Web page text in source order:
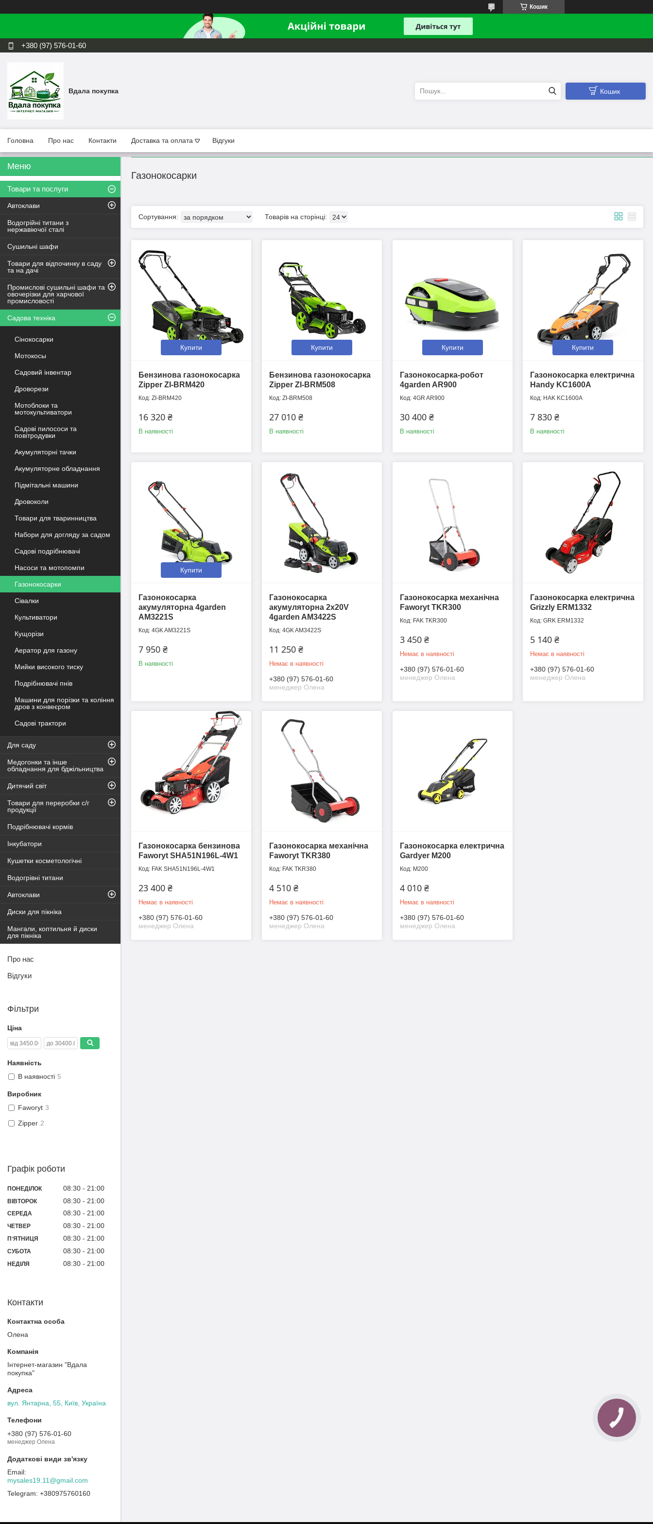
Кошик
+380 (97) 576-01-60
Вдала покупка Кошик
Головна Про нас Контакти Доставка та оплата Відгуки
Газонокосарки
Купити
Бензинова газонокосарка
Zipper ZI-BRM420
ZI-BRM420
16 320 ₴
В наявності
Купити
Бензинова газонокосарка
Zipper ZI-BRM508
ZI-BRM508
27 010 ₴
В наявності
Купити
Газонокосарка-робот
4garden AR900
4GR AR900
30 400 ₴
В наявності
Купити
Газонокосарка електрична
Handy KC1600A
HAK KC1600A
7 830 ₴
В наявності
Купити
Газонокосарка
акумуляторна 4garden
AM3221S
4GK AM3221S
7 950 ₴
В наявності
Газонокосарка
акумуляторна 2x20V
4garden AM3422S
4GK AM3422S
11 250 ₴
Немає в наявності
+380 (97) 576-01-60
менеджер Олена
Газонокосарка механічна
Faworyt TKR300
FAK TKR300
3 450 ₴
Немає в наявності
+380 (97) 576-01-60
менеджер Олена
Газонокосарка електрична
Grizzly ERM1332
GRK ERM1332
5 140 ₴
Немає в наявності
+380 (97) 576-01-60
менеджер Олена
Газонокосарка бензинова
Faworyt SHA51N196L-4W1
FAK SHA51N196L-4W1
23 400 ₴
Немає в наявності
+380 (97) 576-01-60
менеджер Олена
Газонокосарка механічна
Faworyt TKR380
FAK TKR380
4 510 ₴
Немає в наявності
+380 (97) 576-01-60
менеджер Олена
Газонокосарка електрична
Gardyer M200
M200
4 010 ₴
Немає в наявності
+380 (97) 576-01-60
менеджер Олена
Товари та послуги
Автоклави
Водогрійні титани з
нержавіючої сталі
Сушильні шафи
Товари для відпочинку в саду
та на дачі
Промислові сушильні шафи та
овочерізки для харчової
промисловості
Садова техніка
Сінокосарки
Мотокосы
Садовий інвентар
Дроворези
Мотоблоки та
мотокультиватори
Садові пилососи та
повітродувки
Акумуляторні тачки
Акумуляторне обладнання
Підмітальні машини
Дровоколи
Товари для тваринництва
Набори для догляду за садом
Садові подрібнювачі
Насоси та мотопомпи
Газонокосарки
Сівалки
Культиватори
Кущорізи
Аератор для газону
Мийки високого тиску
Подрібнювачі пнів
Машини для порізки та коління
дров з конвеєром
Садові трактори
Для саду
Медогонки та інше
обладнання для бджільництва
Дитячий світ
Товари для переробки с/г
продукції
Подрібнювачі кормів
Інкубатори
Кушетки косметологічні
Водогрівні титани
Автоклави
Диски для пікніка
Мангали, коптильня й диски
для пікніка
Про нас
Відгуки
Фільтри
Ціна
Наявність
В наявності 5
Виробник
Faworyt 3
Zipper 2
Графік роботи
ПОНЕДІЛОК 08:30 21:00
ВІВТОРОК 08:30 21:00
СЕРЕДА 08:30 21:00
ЧЕТВЕР 08:30 21:00
ПʼЯТНИЦЯ 08:30 21:00
СУБОТА 08:30 21:00
НЕДІЛЯ 08:30 21:00
Контакти
Олена
Інтернет-магазин "Вдала
покупка"
вул. Янтарна, 55, Київ, Україна
+380 (97) 576-01-60
менеджер Олена
mysales19.11@gmail.com
+380975760160